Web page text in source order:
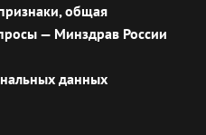
общая
— Минздрав России
данных